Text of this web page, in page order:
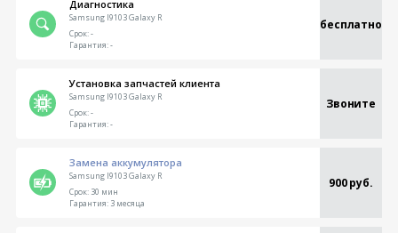
Диагностика
Samsung I9103 Galaxy R бесплатно
Срок:-
Гарантия:-
Установка запчастей клиента
Samsung I9103 Galaxy R Звоните
Срок:-
Гарантия:-
Замена аккумулятора
Samsung I9103 Galaxy R 900 руб.
Срок:30 мин
Гарантия:3 месяца